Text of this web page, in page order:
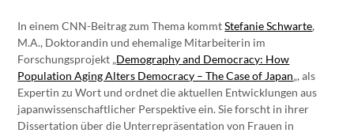
In einem CNN-Beitrag zum Thema kommtStefanie Schwarte,
M.A., Doktorandin und ehemalige Mitarbeiterin im
Forschungsprojekt „Demography and Democracy: How
Population Aging Alters Democracy – The Case of Japan„, als
Expertin zu Wort und ordnet die aktuellen Entwicklungen aus
japanwissenschaftlicher Perspektive ein. Sie forscht in ihrer
Dissertation über die Unterrepräsentation von Frauen in